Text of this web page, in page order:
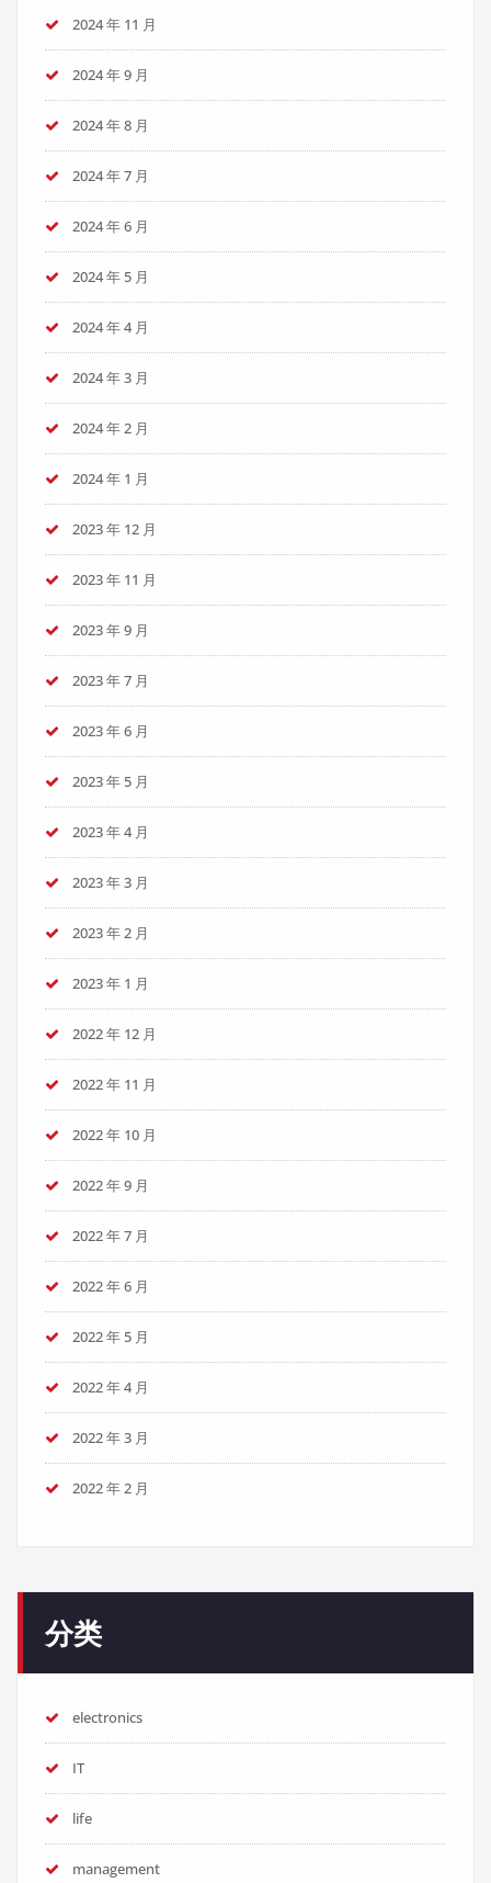
2024 年 11 月
2024 年 9 月
2024 年 8 月
2024 年 7 月
2024 年 6 月
2024 年 5 月
2024 年 4 月
2024 年 3 月
2024 年 2 月
2024 年 1 月
2023 年 12 月
2023 年 11 月
2023 年 9 月
2023 年 7 月
2023 年 6 月
2023 年 5 月
2023 年 4 月
2023 年 3 月
2023 年 2 月
2023 年 1 月
2022 年 12 月
2022 年 11 月
2022 年 10 月
2022 年 9 月
2022 年 7 月
2022 年 6 月
2022 年 5 月
2022 年 4 月
2022 年 3 月
2022 年 2 月
分类
electronics
IT
life
management